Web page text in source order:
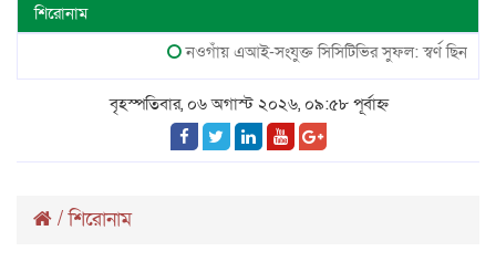
শিরোনাম
নওগাঁয় এআই-সংযুক্ত সিসিটিভির সুফল: স্বর্ণ ছিনতাই
বৃহস্পতিবার, ০৬ অগাস্ট ২০২৬, ০৯:৫৮ পূর্বাহ্ন
/শিরোনাম